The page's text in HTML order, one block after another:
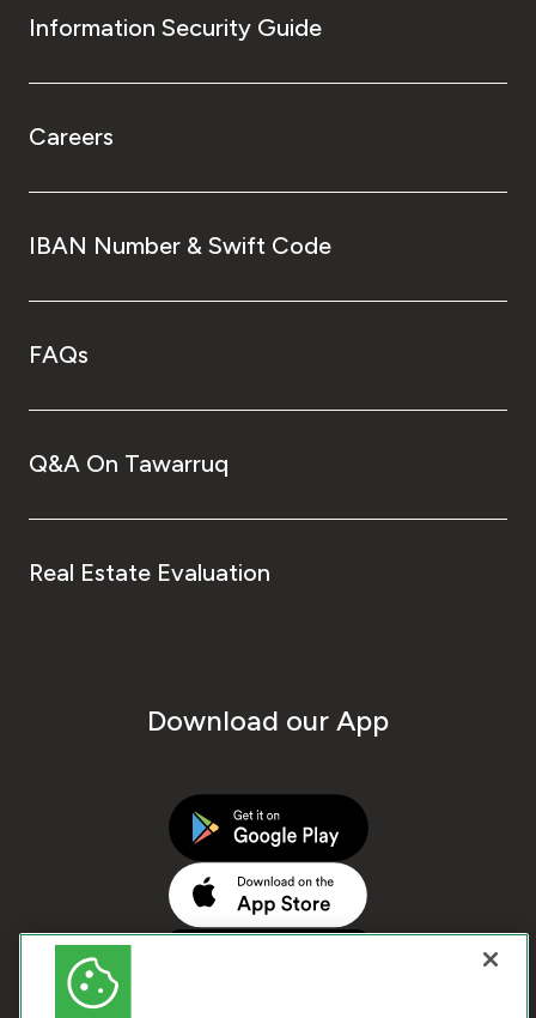
Information Security Guide
Careers
IBAN Number & Swift Code
FAQs
Q&A On Tawarruq
Real Estate Evaluation
Download our App